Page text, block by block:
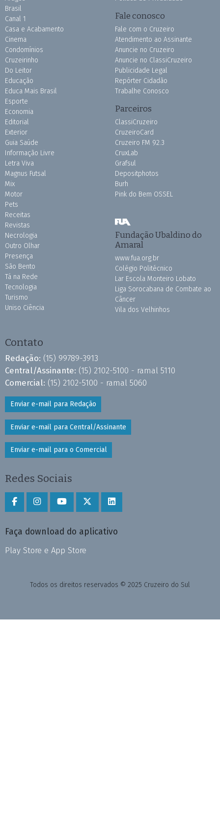
Brasil
Canal 1
Casa e Acabamento
Cinema
Condomínios
Cruzeirinho
Do Leitor
Educação
Educa Mais Brasil
Esporte
Economia
Editorial
Exterior
Guia Saúde
Informação Livre
Letra Viva
Magnus Futsal
Mix
Motor
Pets
Receitas
Revistas
Necrologia
Outro Olhar
Presença
São Bento
Tá na Rede
Tecnologia
Turismo
Uniso Ciência
Fale conosco
Fale com o Cruzeiro
Atendimento ao Assinante
Anuncie no Cruzeiro
Anuncie no ClassiCruzeiro
Publicidade Legal
Repórter Cidadão
Trabalhe Conosco
Parceiros
ClassiCruzeiro
CruzeiroCard
Cruzeiro FM 92.3
CruxLab
Grafsul
Depositphotos
Burh
Pink do Bem OSSEL
Fundação Ubaldino do
Amaral
www.fua.org.br
Colégio Politécnico
Lar Escola Monteiro Lobato
Liga Sorocabana de Combate ao
Câncer
Vila dos Velhinhos
Contato
Redação: (15) 99789-3913
Central/Assinante: (15) 2102-5100 - ramal 5110
Comercial: (15) 2102-5100 - ramal 5060
Enviar e-mail para Redação
Enviar e-mail para Central/Assinante
Enviar e-mail para o Comercial
Redes Sociais
Faça download do aplicativo
Play Store e App Store
Todos os direitos reservados © 2025 Cruzeiro do Sul